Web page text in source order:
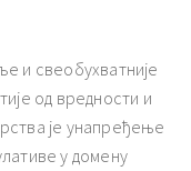
и свеобухватније
од вредности и
је унапређење
у домену